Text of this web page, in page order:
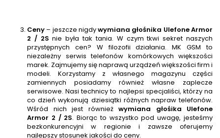
Ceny – jeszcze nigdywymiana głośnika Ulefone Armor
2 / 2S nie była tak tania. W czym tkwi sekret naszych
przystępnych cen? W filozofii działania. MK GSM to
niezależny serwis telefonów komórkowych większości
marek. Zajmujemy się naprawą urządzeń większości firm i
modeli. Korzystamy z własnego magazynu części
zamiennych posiadamy również własne zaplecze
serwisowe. Nasi technicy to najlepsi specjaliści, którzy na
co dzień wykonują dziesiątki różnych napraw telefonów.
Wśród nich jest również wymiana głośika
Ulefone
Armor 2 / 2S. Biorąc to wszystko pod uwagę, jesteśmy
bezkonkurencyjni w regionie i zawsze oferujemy
najlepszy stosunek jakości do ceny.